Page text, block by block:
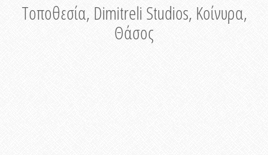
Τοποθεσία, Dimitreli Studios, Κοίνυρα,
Θάσος